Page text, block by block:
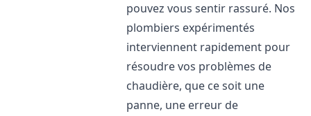
pouvez vous sentir rassuré. Nos
plombiers expérimentés
interviennent rapidement pour
résoudre vos problèmes de
chaudière, que ce soit une
panne, une erreur de